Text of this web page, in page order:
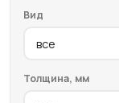
Вид
Толщина, мм